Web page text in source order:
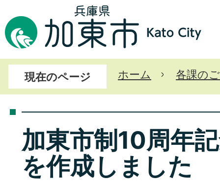
現在のページ ホーム 各課の
加東市制10周年
を作成しました